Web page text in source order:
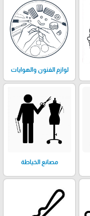
لوازم الفنون والهوايات
مصانع الخياطة